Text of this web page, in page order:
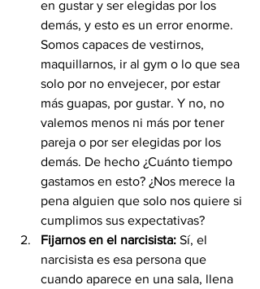
en gustar y ser elegidas por los
demás, y esto es un error enorme.
Somos capaces de vestirnos,
maquillarnos, ir al gym o lo que sea
solo por no envejecer, por estar
más guapas, por gustar. Y no, no
valemos menos ni más por tener
pareja o por ser elegidas por los
demás. De hecho ¿Cuánto tiempo
gastamos en esto? ¿Nos merece la
pena alguien que solo nos quiere si
cumplimos sus expectativas?
Fijarnos en el narcisista: Sí, el
narcisista es esa persona que
cuando aparece en una sala, llena